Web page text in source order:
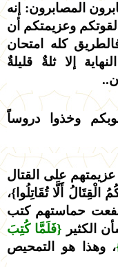
المصابرون: إنه
وعزيمتكم أن
كله امتحان
إلا ثلةٌ قليلةٌ
وخذوا دروساً
على القتال
أَلَّا تُقَاتِلُوا}،
حماستهم كتب
الكثير {فَلَمَّا كُتِبَ
، وهذا هو التمحيص